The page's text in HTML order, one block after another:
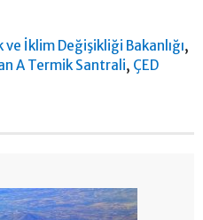
ve İklim Değişikliği Bakanlığı,
A Termik Santrali, ÇED